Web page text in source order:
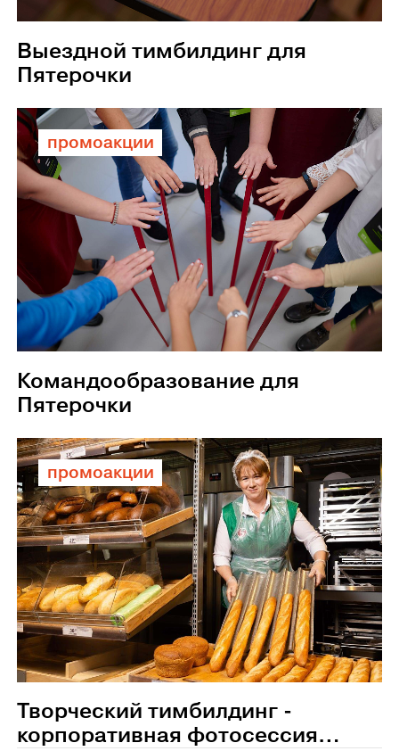
Выездной тимбилдинг для
Пятерочки
промоакции
Командообразование для
Пятерочки
промоакции
Творческий тимбилдинг -
корпоративная фотосессия